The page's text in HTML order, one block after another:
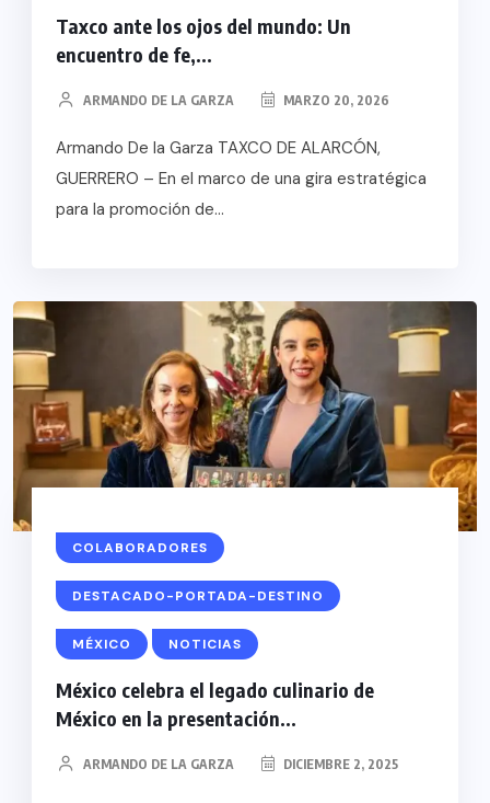
Taxco ante los ojos del mundo: Un
encuentro de fe,...
ARMANDO DE LA GARZA MARZO 20, 2026
Armando De la Garza TAXCO DE ALARCÓN,
GUERRERO – En el marco de una gira estratégica
para la promoción de...
COLABORADORES
DESTACADO-PORTADA-DESTINO
MÉXICO NOTICIAS
México celebra el legado culinario de
México en la presentación...
ARMANDO DE LA GARZA DICIEMBRE 2, 2025